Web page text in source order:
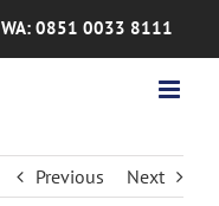
WA: 0851 0033 8111
Previous Next